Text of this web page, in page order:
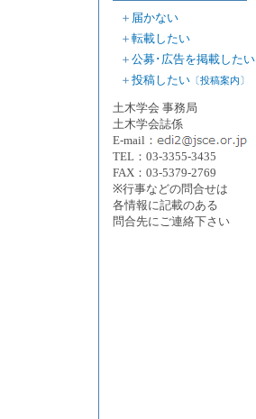
＋ 届かない
＋ 転載したい
＋ 公募･広告を掲載したい
＋ 投稿したい 〔投稿案内〕
土木学会 事務局
土木学会誌係
E-mail：
TEL：03-3355-3435
FAX：03-5379-2769
※行事などの問合せは
各情報に記載のある
問合先にご連絡下さい